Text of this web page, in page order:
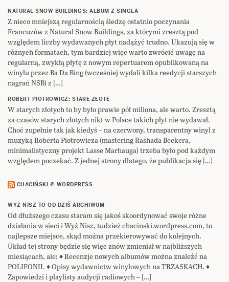
NATURAL SNOW BUILDINGS: ALBUM Z SINGLA
Z nieco mniejszą regularnością śledzę ostatnio poczynania
Francuzów z Natural Snow Buildings, za którymi zresztą pod
względem liczby wydawanych płyt nadążyć trudno. Ukazują się w
różnych formatach, tym bardziej więc warto zwrócić uwagę na
regularną, zwykłą płytę z nowym repertuarem opublikowaną na
winylu przez Ba Da Bing (wcześniej wydali kilka reedycji starszych
nagrań NSB) z […]
ROBERT PIOTROWICZ: STARE ZŁOTE
W starych złotych to by było prawie pół miliona, ale warto. Zresztą
za czasów starych złotych nikt w Polsce takich płyt nie wydawał.
Choć zupełnie tak jak kiedyś – na czerwony, transparentny winyl z
muzyką Roberta Piotrowicza (mastering Rashada Beckera,
minimalistyczny projekt Lasse Marhauga) trzeba było pod każdym
względem poczekać. Z jednej strony dlatego, że publikacja się […]
CHACIŃSKI @ WORDPRESS
WYŻ NISZ TO OD DZIŚ ARCHIWUM
Od dłuższego czasu staram się jakoś skoordynować swoje różne
działania w sieci i Wyż Nisz, tudzież chacinski.wordpress.com, to
najlepsze miejsce, skąd można przekierowywać do kolejnych.
Układ tej strony będzie się więc znów zmieniał w najbliższych
miesiącach, ale: ♦ Recenzje nowych albumów można znaleźć na
POLIFONII. ♦ Opisy wydawnictw winylowych na TRZASKACH. ♦
Zapowiedzi i playlisty audycji radiowych – […]